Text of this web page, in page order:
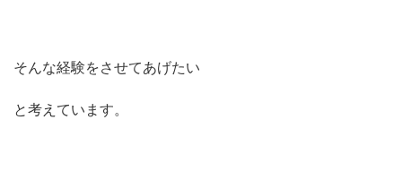
そんな経験をさせてあげたい
と考えています。